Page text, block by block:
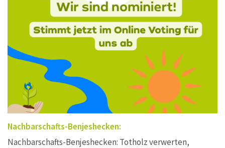
Nachbarschafts-Benjeshecken:
Nachbarschafts-Benjeshecken: Totholz verwerten,